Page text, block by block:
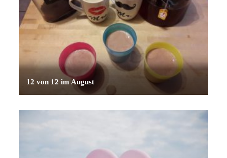
12 von 12 im August